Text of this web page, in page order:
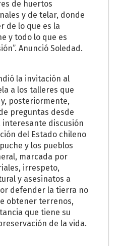
de huertos
y de telar, donde
de lo que es la
y todo lo que es
Anunció Soledad.
la invitación al
a los talleres que
posteriormente,
preguntas desde
interesante discusión
del Estado chileno
y los pueblos
marcada por
irrespeto,
y asesinatos a
defender la tierra no
obtener terrenos,
que tiene su
de la vida.